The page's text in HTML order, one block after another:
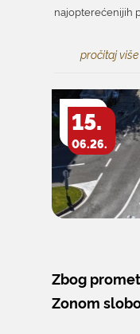
najopterećenijih
pročitaj više
15.
06.26.
Zbog
Zonom